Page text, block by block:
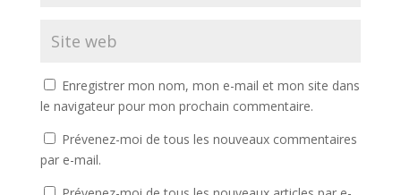
Enregistrer mon nom, mon e-mail et mon site dans
le navigateur pour mon prochain commentaire.
Prévenez-moi de tous les nouveaux commentaires
par e-mail.